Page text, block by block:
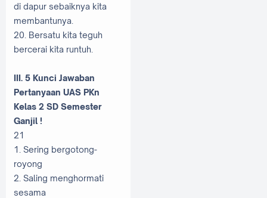
di dapur sebaiknya kita
membantunya.
20. Bersatu kita teguh
bercerai kita runtuh.
III. 5 Kunci Jawaban
Pertanyaan UAS PKn
Kelas 2 SD Semester
Ganjil !
21
1. Sering bergotong-
royong
2. Saling menghormati
sesama